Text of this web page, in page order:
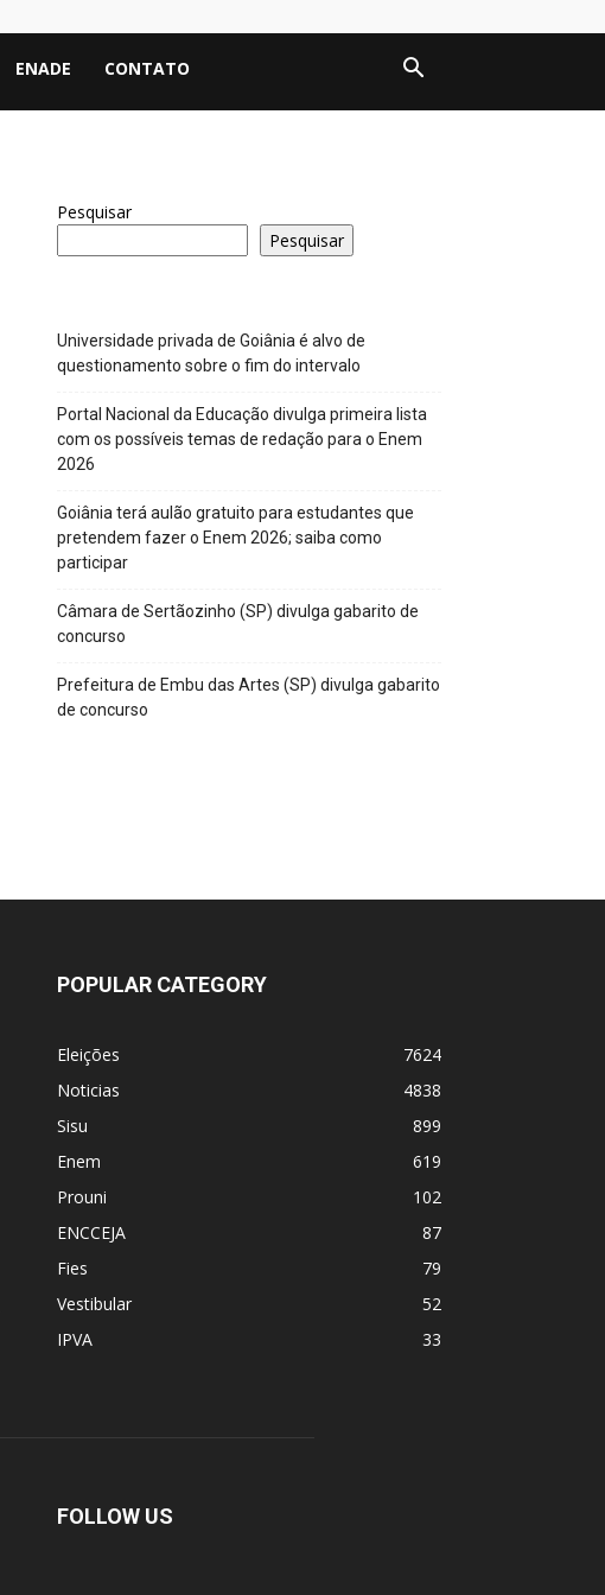
ENADE CONTATO
Pesquisar
Pesquisar
Universidade privada de Goiânia é alvo de
questionamento sobre o fim do intervalo
Portal Nacional da Educação divulga primeira lista
com os possíveis temas de redação para o Enem
2026
Goiânia terá aulão gratuito para estudantes que
pretendem fazer o Enem 2026; saiba como
participar
Câmara de Sertãozinho (SP) divulga gabarito de
concurso
Prefeitura de Embu das Artes (SP) divulga gabarito
de concurso
POPULAR CATEGORY
Eleições
7624
Noticias
4838
Sisu
899
Enem
619
Prouni
102
ENCCEJA
87
Fies
79
Vestibular
52
IPVA
33
FOLLOW US